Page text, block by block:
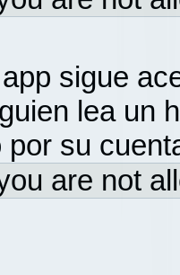
sigue
lea un
por su
are not